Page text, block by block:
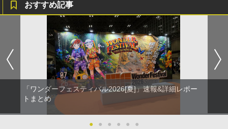
おすすめ記事
「ワンダーフェスティバル2026[夏]」速報&詳細レポー
トまとめ
● ● ● ● ● ●